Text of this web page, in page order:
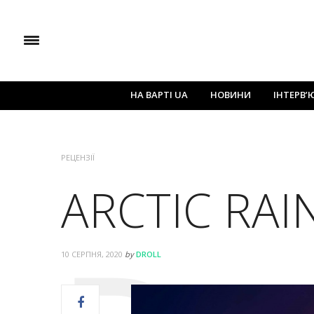
НА ВАРТІ UA НОВИНИ
РЕЦЕНЗІЇ
ARCTIC
10 СЕРПНЯ, 2020 by DROLL